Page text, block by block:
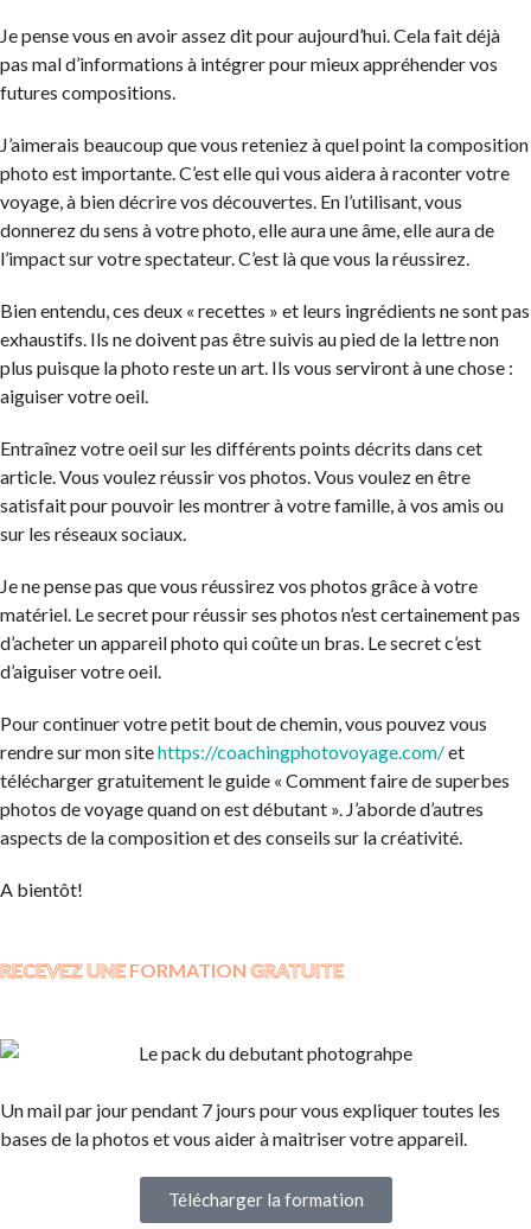
Je pense vous en avoir assez dit pour aujourd’hui. Cela fait déjà
pas mal d’informations à intégrer pour mieux appréhender vos
futures compositions.
J’aimerais beaucoup que vous reteniez à quel point la composition
photo est importante. C’est elle qui vous aidera à raconter votre
voyage, à bien décrire vos découvertes. En l’utilisant, vous
donnerez du sens à votre photo, elle aura une âme, elle aura de
l’impact sur votre spectateur. C’est là que vous la réussirez.
Bien entendu, ces deux « recettes » et leurs ingrédients ne sont pas
exhaustifs. Ils ne doivent pas être suivis au pied de la lettre non
plus puisque la photo reste un art. Ils vous serviront à une chose :
aiguiser votre oeil.
Entraînez votre oeil sur les différents points décrits dans cet
article. Vous voulez réussir vos photos. Vous voulez en être
satisfait pour pouvoir les montrer à votre famille, à vos amis ou
sur les réseaux sociaux.
Je ne pense pas que vous réussirez vos photos grâce à votre
matériel. Le secret pour réussir ses photos n’est certainement pas
d’acheter un appareil photo qui coûte un bras. Le secret c’est
d’aiguiser votre oeil.
Pour continuer votre petit bout de chemin, vous pouvez vous
rendre sur mon sitehttps://coachingphotovoyage.com/et
télécharger gratuitement le guide « Comment faire de superbes
photos de voyage quand on est débutant ». J’aborde d’autres
aspects de la composition et des conseils sur la créativité.
A bientôt!
RECEVEZ UNE FORMATION GRATUITE
Un mail par jour pendant 7 jours pour vous expliquer toutes les
bases de la photos et vous aider à maitriser votre appareil.
Télécharger la formation